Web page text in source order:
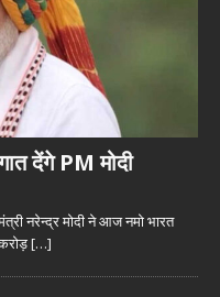
देंगे PM मोदी
नरेन्द्र मोदी ने आज नमो भारत
[…]